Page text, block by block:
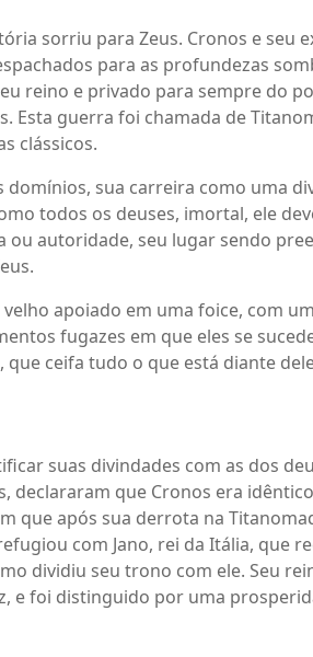
sorriu para Zeus. Cronos e seu
para as profundezas
reino e privado para sempre do
Esta guerra foi chamada de
clássicos.
domínios, sua carreira como uma
todos os deuses, imortal, ele
ou autoridade, seu lugar sendo
apoiado em uma foice, com
fugazes em que eles se
ceifa tudo o que está diante
suas divindades com as dos
declararam que Cronos era
que após sua derrota na
com Jano, rei da Itália, que
dividiu seu trono com ele. Seu
e foi distinguido por uma